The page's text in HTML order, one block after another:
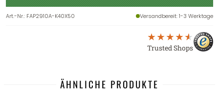
Art.-Nr.: FAP2910A-K40X50 Versandbereit: 1-3 Werktage
Trusted Shops
ÄHNLICHE PRODUKTE